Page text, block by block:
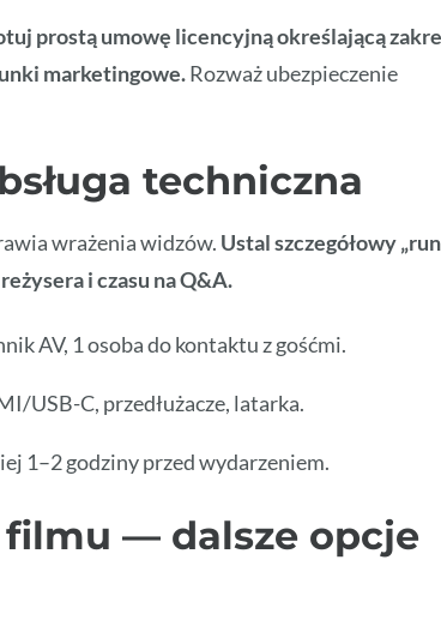
prostą umowę licencyjną określającą
marketingowe.Rozważ ubezpieczenie
techniczna
wrażenia widzów. Ustal szczegółowy
i czasu na Q&A.
AV, 1 osoba do kontaktu z gośćmi.
USB-C, przedłużacze, latarka.
1–2 godziny przed wydarzeniem.
— dalsze opcje